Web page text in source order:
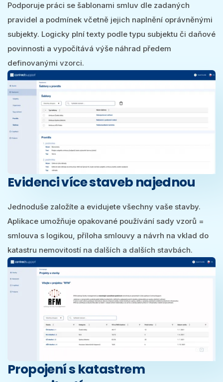
Podporuje práci se šablonami smluv dle zadaných
pravidel a podmínek včetně jejich naplnění oprávněnými
subjekty. Logicky plní texty podle typu subjektu či daňové
povinnosti a vypočítává výše náhrad předem
definovanými vzorci.
Evidenci více staveb najednou
Jednoduše založíte a evidujete všechny vaše stavby.
Aplikace umožňuje opakované používání sady vzorů =
smlouva s logikou, příloha smlouvy a návrh na vklad do
katastru nemovitostí na dalších a dalších stavbách.
Propojení s katastrem